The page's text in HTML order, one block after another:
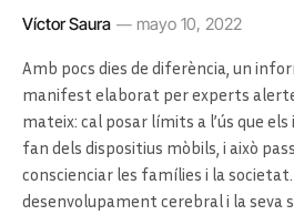
Víctor Saura mayo 10, 2022
Amb pocs dies de diferència, un
manifest elaborat per experts
mateix: cal posar límits a l’ús que
fan dels dispositius mòbils, i això
conscienciar les famílies i la societat.
desenvolupament cerebral i la seva